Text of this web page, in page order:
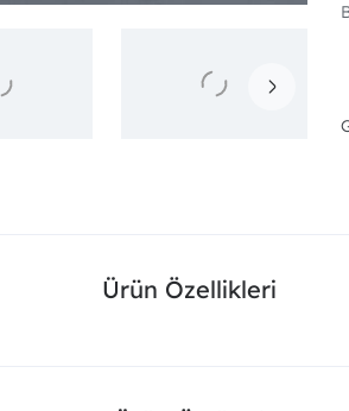
Ürün Özellikleri